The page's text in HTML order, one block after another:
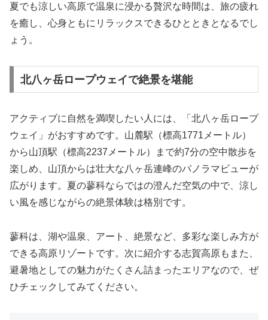
夏でも涼しい高原で温泉に浸かる贅沢な時間は、旅の疲れ
を癒し、心身ともにリラックスできるひとときとなるでし
ょう。
北八ヶ岳ロープウェイで絶景を堪能
アクティブに自然を満喫したい人には、「北八ヶ岳ロープ
ウェイ」がおすすめです。山麓駅（標高1771メートル）
から山頂駅（標高2237メートル）まで約7分の空中散歩を
楽しめ、山頂からは壮大な八ヶ岳連峰のパノラマビューが
広がります。夏の蓼科ならではの澄んだ空気の中で、涼し
い風を感じながらの絶景体験は格別です。
蓼科は、湖や温泉、アート、絶景など、多彩な楽しみ方が
できる高原リゾートです。次に紹介する志賀高原もまた、
避暑地としての魅力がたくさん詰まったエリアなので、ぜ
ひチェックしてみてください。